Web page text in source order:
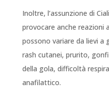
Inoltre, l’assunzione di
provocare anche reazioni
possono variare da lievi a
rash cutanei, prurito,
della gola, difficoltà
anafilattico.